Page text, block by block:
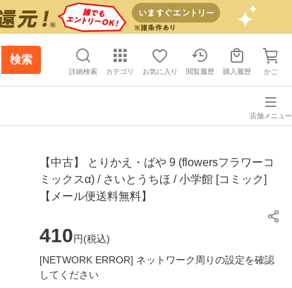
検索
詳細検索 カテゴリ お気に入り 閲覧履歴 購入履歴 かご
店舗メニュー
【中古】 とりかえ・ばや 9 (flowersフラワーコ
ミックスα) / さいとうちほ / 小学館 [コミック]
【メール便送料無料】
410円(税込)
[NETWORK ERROR] ネットワーク周りの設定を確認
してください